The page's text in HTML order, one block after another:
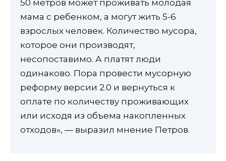
50 метров может проживать молодая
мама с ребенком, а могут жить 5-6
взрослых человек. Количество мусора,
которое они производят,
несопоставимо. А платят люди
одинаково. Пора провести мусорную
реформу версии 2.0 и вернуться к
оплате по количеству проживающих
или исходя из объема накопленных
отходов», — выразил мнение Петров.